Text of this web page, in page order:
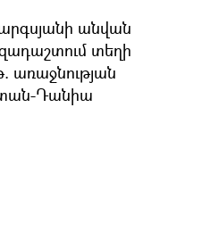
անվան
տեղի
առաջնության
Դանիա